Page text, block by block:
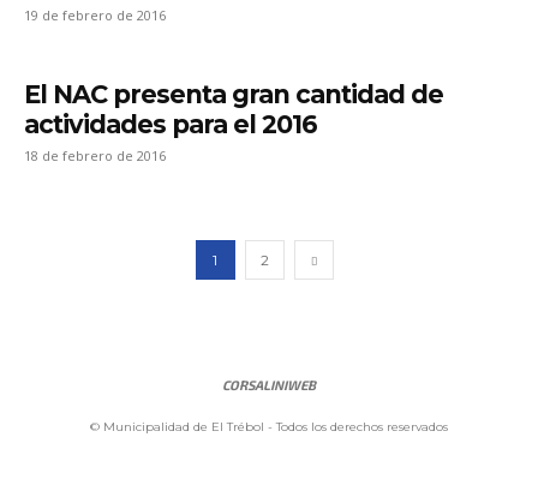
19 de febrero de 2016
El NAC presenta gran cantidad de
actividades para el 2016
18 de febrero de 2016
1 2
CORSALINIWEB
© Municipalidad de El Trébol - Todos los derechos reservados